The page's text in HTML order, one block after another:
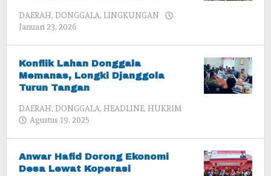
admin
DAERAH, DONGGALA, LINGKUNGAN
Januari 23, 2026
Konflik Lahan Donggala
Memanas, Longki Djanggola
Turun Tangan
DAERAH, DONGGALA, HEADLINE, HUKRIM
Agustus 19, 2025
Anwar Hafid Dorong Ekonomi
Desa Lewat Koperasi